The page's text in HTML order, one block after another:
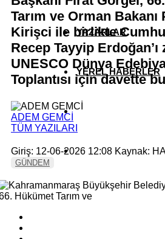
YAZARLAR
YEREL HABERLER
Tarım ve Orman
Kirişci ile birlikte
Recep Tayyip
UNESCO Dünya
Toplantısı için davette
ADEM GEMCİ
TÜM YAZILARI
Giriş: 12-06-2026 12:08 Kaynak:
GÜNDEM